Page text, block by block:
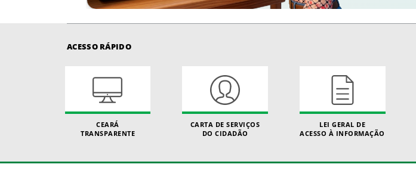
ACESSO RÁPIDO
CEARÁ
TRANSPARENTE
CARTA DE SERVIÇOS
DO CIDADÃO
LEI GERAL DE
ACESSO À INFORMAÇÃO